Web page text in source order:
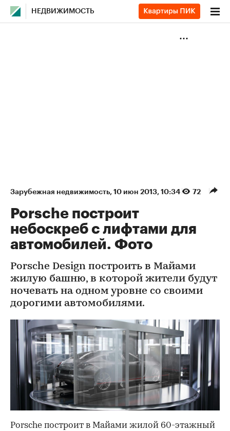
НЕДВИЖИМОСТЬ
Зарубежная недвижимость⁠, 10 июн 2013, 10:34 72
Porsche построит
небоскреб с лифтами для
автомобилей. Фото
Porsche Design построить в Майами
жилую башню, в которой жители будут
ночевать на одном уровне со своими
дорогими автомобилями.
Porsche построит в Майами жилой 60-этажный